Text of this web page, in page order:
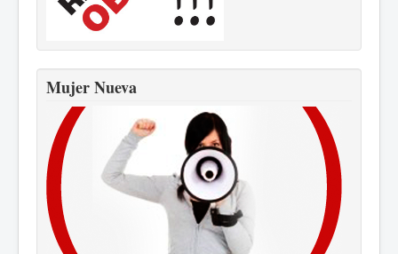
Mujer Nueva